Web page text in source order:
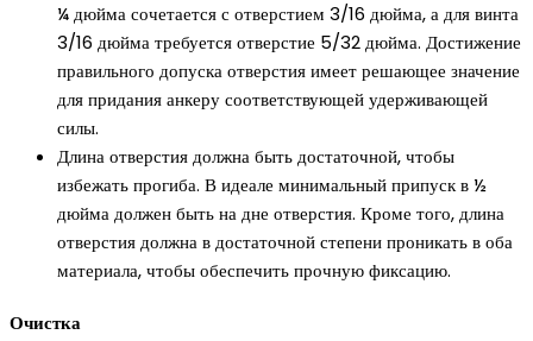
¼ дюйма сочетается с отверстием 3/16 дюйма, а для винта
3/16 дюйма требуется отверстие 5/32 дюйма. Достижение
правильного допуска отверстия имеет решающее значение
для придания анкеру соответствующей удерживающей
силы.
Длина отверстия должна быть достаточной, чтобы
избежать прогиба. В идеале минимальный припуск в ½
дюйма должен быть на дне отверстия. Кроме того, длина
отверстия должна в достаточной степени проникать в оба
материала, чтобы обеспечить прочную фиксацию.
Очистка